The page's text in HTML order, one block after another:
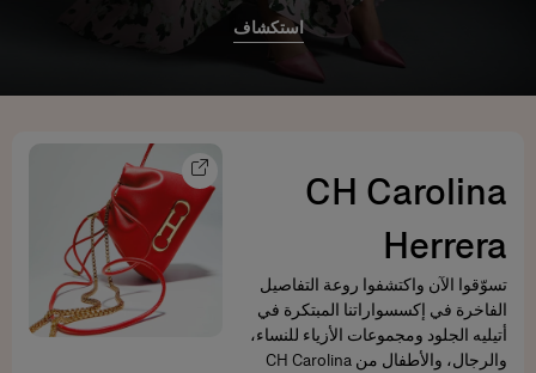
استكشاف
CH Carolina
Herrera
تسوّقوا الآن واكتشفوا روعة التفاصيل
الفاخرة في إكسسواراتنا المبتكرة في
أتيليه الجلود ومجموعات الأزياء للنساء،
والرجال، والأطفال من CH Carolina